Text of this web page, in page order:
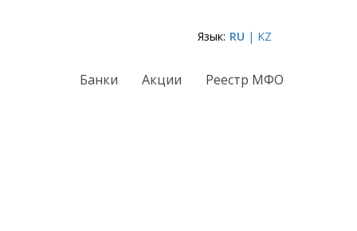
Язык: RU | KZ
Банки Акции Реестр МФО